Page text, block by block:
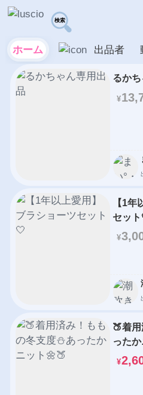
ホーム 出品者
るか
¥
【1年
セット
¥
🍑着
った
¥